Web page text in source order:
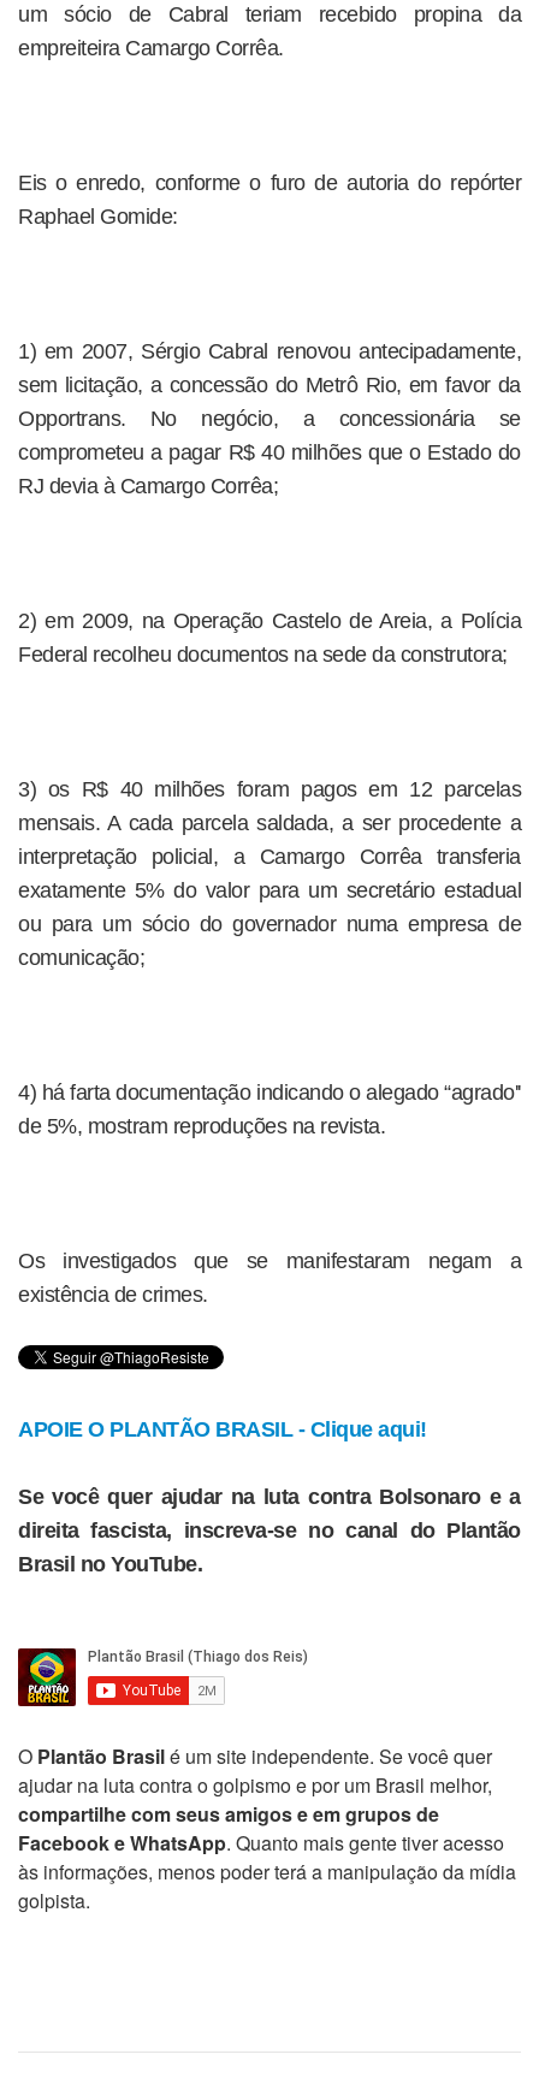
um sócio de Cabral teriam recebido propina da
empreiteira Camargo Corrêa.
Eis o enredo, conforme o furo de autoria do repórter
Raphael Gomide:
1) em 2007, Sérgio Cabral renovou antecipadamente,
sem licitação, a concessão do Metrô Rio, em favor da
Opportrans. No negócio, a concessionária se
comprometeu a pagar R$ 40 milhões que o Estado do
RJ devia à Camargo Corrêa;
2) em 2009, na Operação Castelo de Areia, a Polícia
Federal recolheu documentos na sede da construtora;
3) os R$ 40 milhões foram pagos em 12 parcelas
mensais. A cada parcela saldada, a ser procedente a
interpretação policial, a Camargo Corrêa transferia
exatamente 5% do valor para um secretário estadual
ou para um sócio do governador numa empresa de
comunicação;
4) há farta documentação indicando o alegado “agrado''
de 5%, mostram reproduções na revista.
Os investigados que se manifestaram negam a
existência de crimes.
APOIE O PLANTÃO BRASIL - Clique aqui!
Se você quer ajudar na luta contra Bolsonaro e a
direita fascista, inscreva-se no canal do Plantão
Brasil no YouTube.
O Plantão Brasilé um site independente. Se você quer
ajudar na luta contra o golpismo e por um Brasil melhor,
compartilhe com seus amigos e em grupos de
Facebook e WhatsApp. Quanto mais gente tiver acesso
às informações, menos poder terá a manipulação da mídia
golpista.